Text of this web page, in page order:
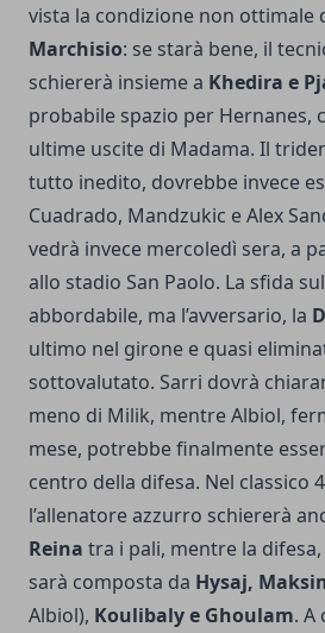
vista la condizione non ottimale
Marchisio: se starà bene, il
schiererà insieme a Khedira e
probabile spazio per Hernanes,
ultime uscite di Madama. Il
tutto inedito, dovrebbe invece
Cuadrado, Mandzukic e Alex
vedrà invece mercoledì sera, a
allo stadio San Paolo. La sfida
abbordabile, ma l’avversario, la
ultimo nel girone e quasi
sottovalutato. Sarri dovrà
meno di Milik, mentre Albiol,
mese, potrebbe finalmente
centro della difesa. Nel classico
l’allenatore azzurro schiererà
Reina tra i pali, mentre la
sarà composta da Hysaj,
Albiol), Koulibaly e Ghoulam. A